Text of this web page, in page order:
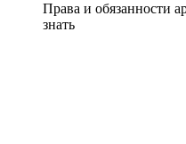
Права и обязанности
знать